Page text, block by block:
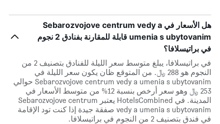
هل الأسعار في Sebarozvojove centrum vedy a
umenia s ubytovanim قابلة للمقارنة بفنادق 2 نجوم
في براتيسلافا؟
في براتيسلافا، يبلغ متوسط ​​سعر الليلة للفنادق بتصنيف 2 من
النجوم هو 288 ﷼. من المتوقع ظان يكون سعر الليلة في
Sebarozvojove centrum vedy a umenia s ubytovanim حوالي
253 ﷼ وهو سعر أرخص بنسبة 12% من متوسط الأسعار في
المدينة. في HotelsCombined يعتبر Sebarozvojove centrum
vedy a umenia s ubytovanim صفقة جيدة إذا كنت تود الإقامة
في فندق بتصنيف 2 من النجوم في براتيسلافا.